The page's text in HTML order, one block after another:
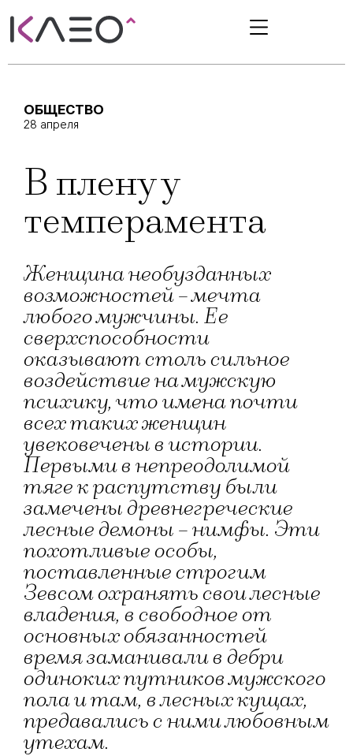
ОБЩЕСТВО
28 апреля
В плену у
темперамента
Женщина необузданных
возможностей – мечта
любого мужчины. Ее
сверхспособности
оказывают столь сильное
воздействие на мужскую
психику, что имена почти
всех таких женщин
увековечены в истории.
Первыми в непреодолимой
тяге к распутству были
замечены древнегреческие
лесные демоны – нимфы. Эти
похотливые особы,
поставленные строгим
Зевсом охранять свои лесные
владения, в свободное от
основных обязанностей
время заманивали в дебри
одиноких путников мужского
пола и там, в лесных кущах,
предавались с ними любовным
утехам.